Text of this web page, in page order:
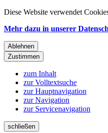
Diese Website verwendet
Mehr dazu in unserer
Ablehnen
Zustimmen
zum Inhalt
zur Volltextsuche
zur Hauptnavigation
zur Navigation
zur Servicenavigation
schließen